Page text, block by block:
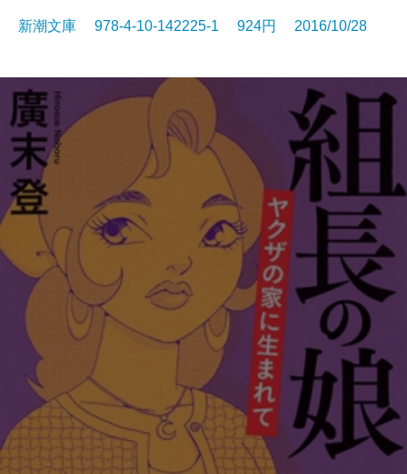
新潮文庫 978-4-10-142225-1 924円 2016/10/28